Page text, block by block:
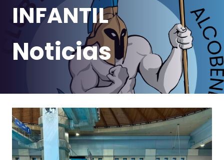
INFANTIL
Noticias